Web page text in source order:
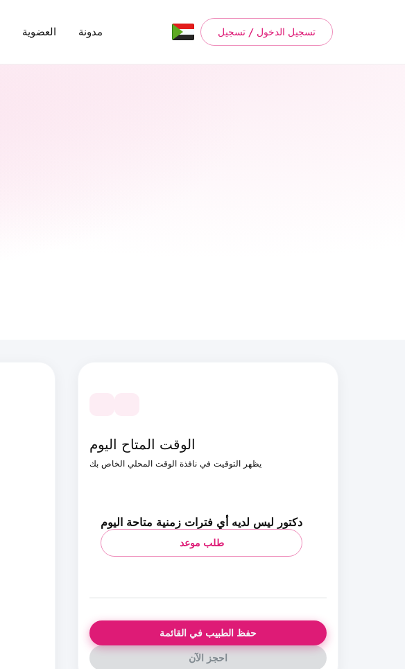
العضوية مدونة تسجيل الدخول / تسجيل
الوقت المتاح اليوم
يظهر التوقيت في نافذة الوقت المحلي الخاص بك
دكتور ليس لديه أي فترات زمنية متاحة اليوم
طلب موعد
حفظ الطبيب في القائمة
احجز الآن